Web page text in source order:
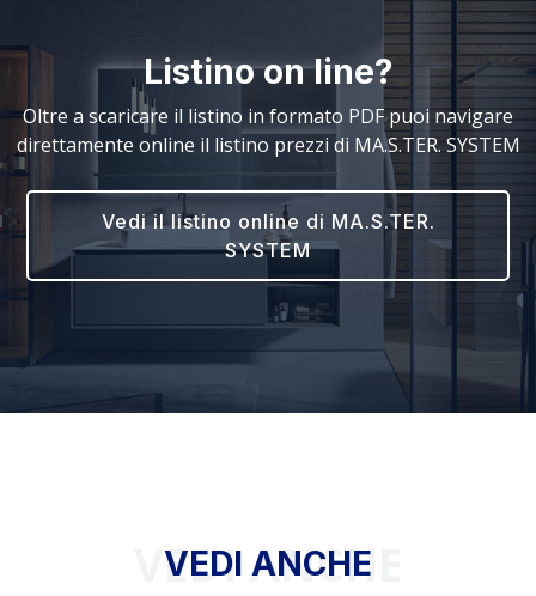
Listino on line?
Oltre a scaricare il listino in formato PDF puoi navigare
direttamente online il listino prezzi di MA.S.TER. SYSTEM
Vedi il listino online di MA.S.TER.
SYSTEM
VEDI ANCHE
VEDI ANCHE